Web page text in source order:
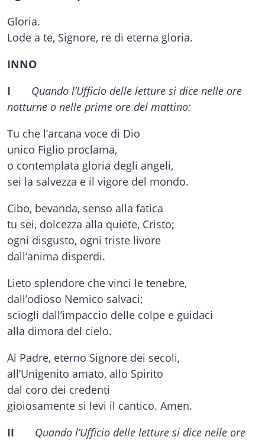
Gloria.
Lode a te, Signore, re di eterna gloria.
INNO
I
Quando l’Ufficio delle letture si dice nelle ore
notturne o nelle prime ore del mattino:
Tu che l’arcana voce di Dio
unico Figlio proclama,
o contemplata gloria degli angeli,
sei la salvezza e il vigore del mondo.
Cibo, bevanda, senso alla fatica
tu sei, dolcezza alla quiete, Cristo;
ogni disgusto, ogni triste livore
dall’anima disperdi.
Lieto splendore che vinci le tenebre,
dall’odioso Nemico salvaci;
sciogli dall’impaccio delle colpe e guidaci
alla dimora del cielo.
Al Padre, eterno Signore dei secoli,
all’Unigenito amato, allo Spirito
dal coro dei credenti
gioiosamente si levi il cantico. Amen.
II
Quando l’Ufficio delle letture si dice nelle ore